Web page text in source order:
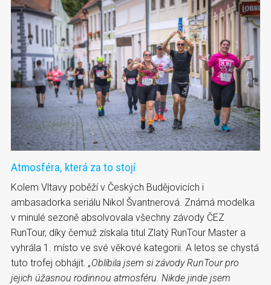
Atmosféra, která za to stojí
Kolem Vltavy poběží v Českých Budějovicích i
ambasadorka seriálu Nikol Švantnerová. Známá modelka
v minulé sezoně absolvovala všechny závody ČEZ
RunTour, díky čemuž získala titul Zlatý RunTour Master a
vyhrála 1. místo ve své věkové kategorii. A letos se chystá
tuto trofej obhájit. „Oblíbila jsem si závody RunTour pro
jejich úžasnou rodinnou atmosféru. Nikde jinde jsem